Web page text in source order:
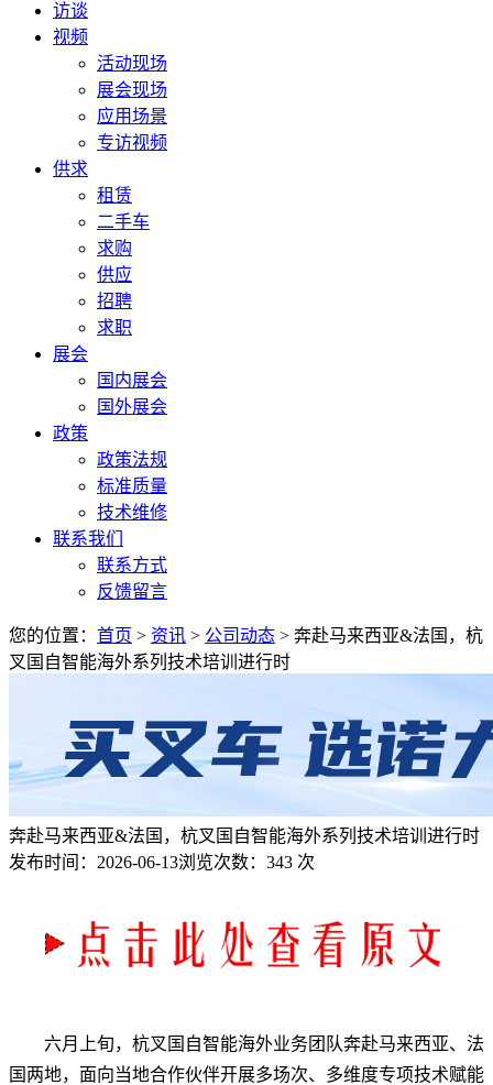
访谈
视频
活动现场
展会现场
应用场景
专访视频
供求
租赁
二手车
求购
供应
招聘
求职
展会
国内展会
国外展会
政策
政策法规
标准质量
技术维修
联系我们
联系方式
反馈留言
您的位置： 首页 > 资讯 > 公司动态 > 奔赴马来西亚&法国，杭
叉国自智能海外系列技术培训进行时
奔赴马来西亚&法国，杭叉国自智能海外系列技术培训进行时
发布时间： 2026-06-13浏览次数： 343 次
六月上旬，杭叉国自智能海外业务团队奔赴马来西亚、法
国两地，面向当地合作伙伴开展多场次、多维度专项技术赋能